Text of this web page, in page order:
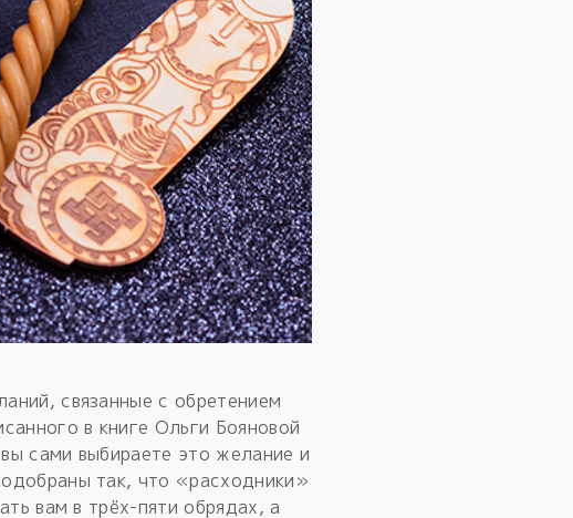
связанные с обретением
в книге Ольги Бояновой
сами выбираете это желание и
так, что «расходники»
вам в трёх-пяти обрядах, а